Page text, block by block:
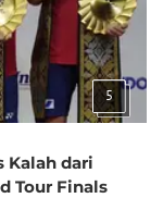
5
Kalah dari
Tour Finals